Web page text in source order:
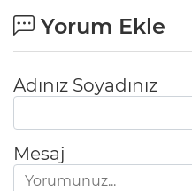
Yorum Ekle
Adınız Soyadınız
Mesaj